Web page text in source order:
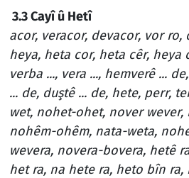
3.3 Cayî û Hetî
acor, veracor, devacor, vor ro,
heya, heta cor, heta cêr, heya
verba ..., vera ..., hemverê ...
... de, duştê ... de, hete, perr,
wet, nohet-ohet, nover wever,
nohêm-ohêm, nata-weta,
wevera, novera-bovera, hetê
het ra, na hete ra, heto bîn ra,